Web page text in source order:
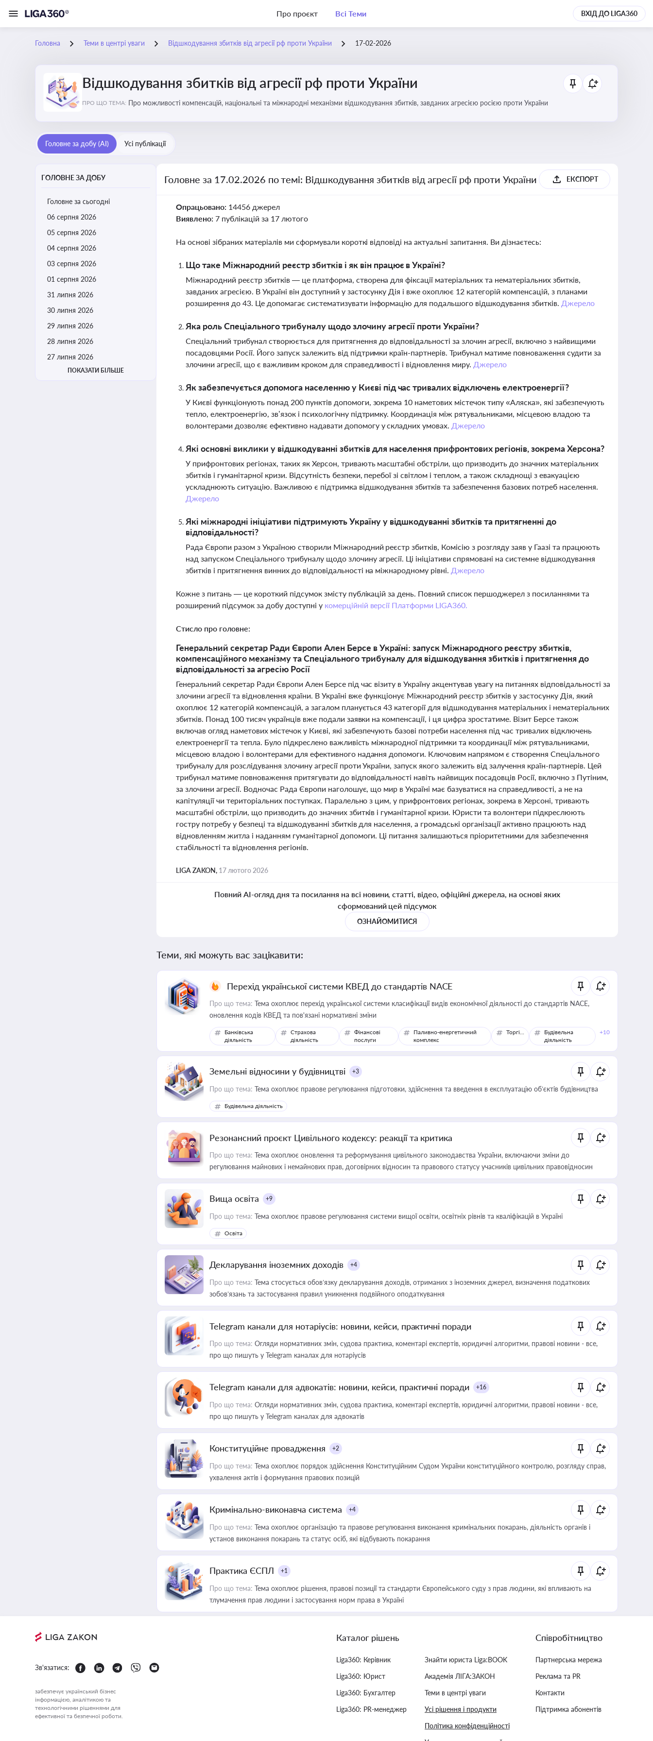
Про проєкт Всі Теми ВХІД ДО LIGA360
Головна Теми в центрі уваги Відшкодування збитків від агресії рф проти України 17-02-2026
Відшкодування збитків від агресії рф проти України
ПРО ЩО ТЕМА: Про можливості компенсацій, національні та міжнародні механізми відшкодування збитків, завданих агресією росією проти України
Головне за добу (AI) Усі публікації
ГОЛОВНЕ ЗА ДОБУ
Головне за сьогодні
06 серпня 2026
05 серпня 2026
04 серпня 2026
03 серпня 2026
01 серпня 2026
31 липня 2026
30 липня 2026
29 липня 2026
28 липня 2026
27 липня 2026
ПОКАЗАТИ БІЛЬШЕ
Головне за 17.02.2026 по темі: Відшкодування збитків від агресії рф проти України ЕКСПОРТ
Опрацьовано: 14456 джерел
Виявлено: 7 публікацій за 17 лютого
На основі зібраних матеріалів ми сформували короткі відповіді на актуальні запитання. Ви дізнаєтесь:
Що таке Міжнародний реєстр збитків і як він працює в Україні?
Міжнародний реєстр збитків — це платформа, створена для фіксації матеріальних та нематеріальних збитків,
завданих агресією. В Україні він доступний у застосунку Дія і вже охоплює 12 категорій компенсацій, з планами
розширення до 43. Це допомагає систематизувати інформацію для подальшого відшкодування збитків. Джерело
Яка роль Спеціального трибуналу щодо злочину агресії проти України?
Спеціальний трибунал створюється для притягнення до відповідальності за злочин агресії, включно з найвищими
посадовцями Росії. Його запуск залежить від підтримки країн-партнерів. Трибунал матиме повноваження судити за
злочини агресії, що є важливим кроком для справедливості і відновлення миру. Джерело
Як забезпечується допомога населенню у Києві під час тривалих відключень електроенергії?
У Києві функціонують понад 200 пунктів допомоги, зокрема 10 наметових містечок типу «Аляска», які забезпечують
тепло, електроенергію, зв’язок і психологічну підтримку. Координація між рятувальниками, місцевою владою та
волонтерами дозволяє ефективно надавати допомогу у складних умовах. Джерело
Які основні виклики у відшкодуванні збитків для населення прифронтових регіонів, зокрема Херсона?
У прифронтових регіонах, таких як Херсон, тривають масштабні обстріли, що призводить до значних матеріальних
збитків і гуманітарної кризи. Відсутність безпеки, перебої зі світлом і теплом, а також складнощі з евакуацією
ускладнюють ситуацію. Важливою є підтримка відшкодування збитків та забезпечення базових потреб населення.
Джерело
Які міжнародні ініціативи підтримують Україну у відшкодуванні збитків та притягненні до
відповідальності?
Рада Європи разом з Україною створили Міжнародний реєстр збитків, Комісію з розгляду заяв у Гаазі та працюють
над запуском Спеціального трибуналу щодо злочину агресії. Ці ініціативи спрямовані на системне відшкодування
збитків і притягнення винних до відповідальності на міжнародному рівні. Джерело
Кожне з питань — це короткий підсумок змісту публікацій за день. Повний список першоджерел з посиланнями та
розширений підсумок за добу доступні у комерційній версії Платформи LIGA360.
Стисло про головне:
Генеральний секретар Ради Європи Ален Берсе в Україні: запуск Міжнародного реєстру збитків,
компенсаційного механізму та Спеціального трибуналу для відшкодування збитків і притягнення до
відповідальності за агресію Росії
Генеральний секретар Ради Європи Ален Берсе під час візиту в Україну акцентував увагу на питаннях відповідальності за
злочини агресії та відновлення країни. В Україні вже функціонує Міжнародний реєстр збитків у застосунку Дія, який
охоплює 12 категорій компенсацій, а загалом планується 43 категорії для відшкодування матеріальних і нематеріальних
збитків. Понад 100 тисяч українців вже подали заявки на компенсації, і ця цифра зростатиме. Візит Берсе також
включав огляд наметових містечок у Києві, які забезпечують базові потреби населення під час тривалих відключень
електроенергії та тепла. Було підкреслено важливість міжнародної підтримки та координації між рятувальниками,
місцевою владою і волонтерами для ефективного надання допомоги. Ключовим напрямом є створення Спеціального
трибуналу для розслідування злочину агресії проти України, запуск якого залежить від залучення країн-партнерів. Цей
трибунал матиме повноваження притягувати до відповідальності навіть найвищих посадовців Росії, включно з Путіним,
за злочини агресії. Водночас Рада Європи наголошує, що мир в Україні має базуватися на справедливості, а не на
капітуляції чи територіальних поступках. Паралельно з цим, у прифронтових регіонах, зокрема в Херсоні, тривають
масштабні обстріли, що призводить до значних збитків і гуманітарної кризи. Юристи та волонтери підкреслюють
гостру потребу у безпеці та відшкодуванні збитків для населення, а громадські організації активно працюють над
відновленням житла і наданням гуманітарної допомоги. Ці питання залишаються пріоритетними для забезпечення
стабільності та відновлення регіонів.
LIGA ZAKON, 17 лютого 2026
Повний AI-огляд дня та посилання на всі новини, статті, відео, офіційні джерела, на основі яких
сформований цей підсумок
ОЗНАЙОМИТИСЯ
Теми, які можуть вас зацікавити:
Перехід української системи КВЕД до стандартів NACE
Про що тема: Тема охоплює перехід української системи класифікації видів економічної діяльності до стандартів NACE,
оновлення кодів КВЕД та пов'язані нормативні зміни
Банківська
діяльність
Страхова
діяльність
Фінансові
послуги
Паливно-енергетичний
комплекс
Торгівля
Будівельна
діяльність
+10
Земельні відносини у будівництві +3
Про що тема: Тема охоплює правове регулювання підготовки, здійснення та введення в експлуатацію об’єктів будівництва
Будівельна діяльність
Резонансний проєкт Цивільного кодексу: реакції та критика
Про що тема: Тема охоплює оновлення та реформування цивільного законодавства України, включаючи зміни до
регулювання майнових і немайнових прав, договірних відносин та правового статусу учасників цивільних правовідносин
Вища освіта +9
Про що тема: Тема охоплює правове регулювання системи вищої освіти, освітніх рівнів та кваліфікацій в Україні
Освіта
Декларування іноземних доходів +4
Про що тема: Тема стосується обов’язку декларування доходів, отриманих з іноземних джерел, визначення податкових
зобов’язань та застосування правил уникнення подвійного оподаткування
Telegram канали для нотаріусів: новини, кейси, практичні поради
Про що тема: Огляди нормативних змін, судова практика, коментарі експертів, юридичні алгоритми, правові новини - все,
про що пишуть у Telegram каналах для нотаріусів
Telegram канали для адвокатів: новини, кейси, практичні поради +16
Про що тема: Огляди нормативних змін, судова практика, коментарі експертів, юридичні алгоритми, правові новини - все,
про що пишуть у Telegram каналах для адвокатів
Конституційне провадження +2
Про що тема: Тема охоплює порядок здійснення Конституційним Судом України конституційного контролю, розгляду справ,
ухвалення актів і формування правових позицій
Кримінально-виконавча система +4
Про що тема: Тема охоплює організацію та правове регулювання виконання кримінальних покарань, діяльність органів і
установ виконання покарань та статус осіб, які відбувають покарання
Практика ЄСПЛ +1
Про що тема: Тема охоплює рішення, правові позиції та стандарти Європейського суду з прав людини, які впливають на
тлумачення прав людини і застосування норм права в Україні
Зв'язатися:
забезпечує український бізнес
інформацією, аналітикою та
технологічними рішеннями для
ефективної та безпечної роботи.
Каталог рішень
Liga360: Керівник
Liga360: Юрист
Liga360: Бухгалтер
Liga360: PR-менеджер
Знайти юриста Liga:BOOK
Академія ЛІГА:ЗАКОН
Теми в центрі уваги
Усі рішення і продукти
Політика конфіденційності
Співробітництво
Партнерська мережа
Реклама та PR
Контакти
Підтримка абонентів